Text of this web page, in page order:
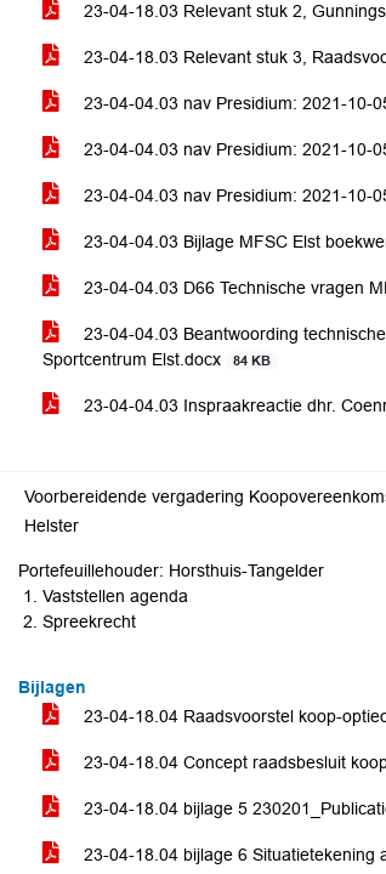
23-04-18.03 Relevant stuk 2,
23-04-18.03 Relevant stuk 3,
23-04-04.03 nav Presidium: 2021-10-
23-04-04.03 nav Presidium: 2021-10-
23-04-04.03 nav Presidium: 2021-10-
23-04-04.03 Bijlage MFSC Elst
23-04-04.03 D66 Technische vragen
23-04-04.03 Beantwoording
Sportcentrum Elst.docx
84 KB
23-04-04.03 Inspraakreactie dhr.
Voorbereidende vergadering
Helster
Portefeuillehouder: Horsthuis-Tangelder
Vaststellen agenda
Spreekrecht
Bijlagen
23-04-18.04 Raadsvoorstel koop-
23-04-18.04 Concept raadsbesluit
23-04-18.04 bijlage 5
23-04-18.04 bijlage 6 Situatietekening